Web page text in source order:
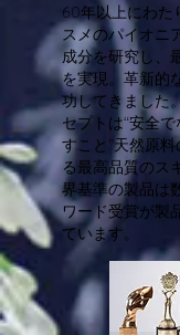
60年以上にわた
スメのパイオニ
成分を研究し、
を実現。革新的
功してきました
セプトは“安全
すこと”天然原
る最高品質のス
界基準の製品は
ワード受賞が製
ています。